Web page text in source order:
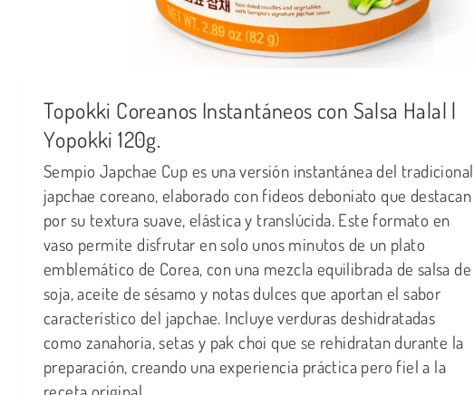
Topokki Coreanos Instantáneos con Salsa Halal |
Yopokki 120g.
Sempio Japchae Cup es una versión instantánea del tradicional
japchae coreano, elaborado con fideos deboniato que destacan
por su textura suave, elástica y translúcida. Este formato en
vaso permite disfrutar en solo unos minutos de un plato
emblemático de Corea, con una mezcla equilibrada de salsa de
soja, aceite de sésamo y notas dulces que aportan el sabor
característico del japchae. Incluye verduras deshidratadas
como zanahoria, setas y pak choi que se rehidratan durante la
preparación, creando una experiencia práctica pero fiel a la